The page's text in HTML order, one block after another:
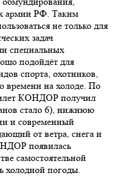
армии РФ. Таким
не только для
задач
специальных
подойдёт для
спорта, охотников,
времени на холоде. По
КОНДОР получил
стало 6), нижнюю
и современный
от ветра, снега и
появилась
самостоятельной
холодной погоды.